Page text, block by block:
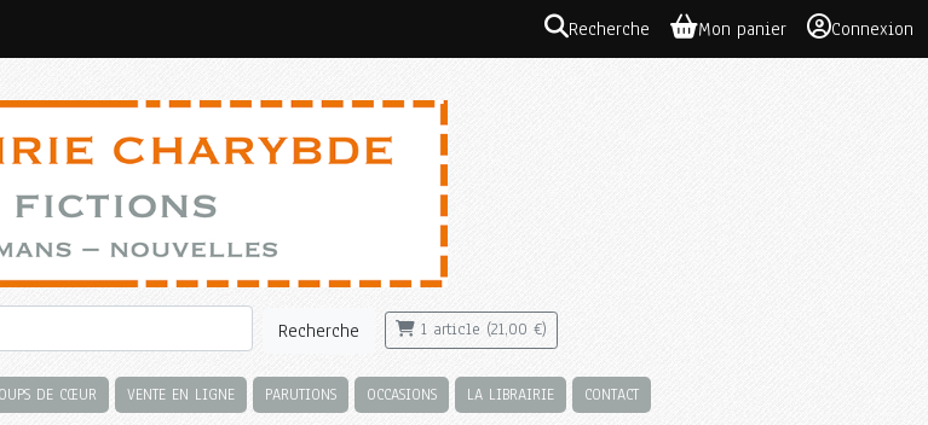
Recherche Mon panier Connexion
Recherche 1 article (21,00 €)
DE CŒUR VENTE EN LIGNE PARUTIONS OCCASIONS LA LIBRAIRIE CONTACT